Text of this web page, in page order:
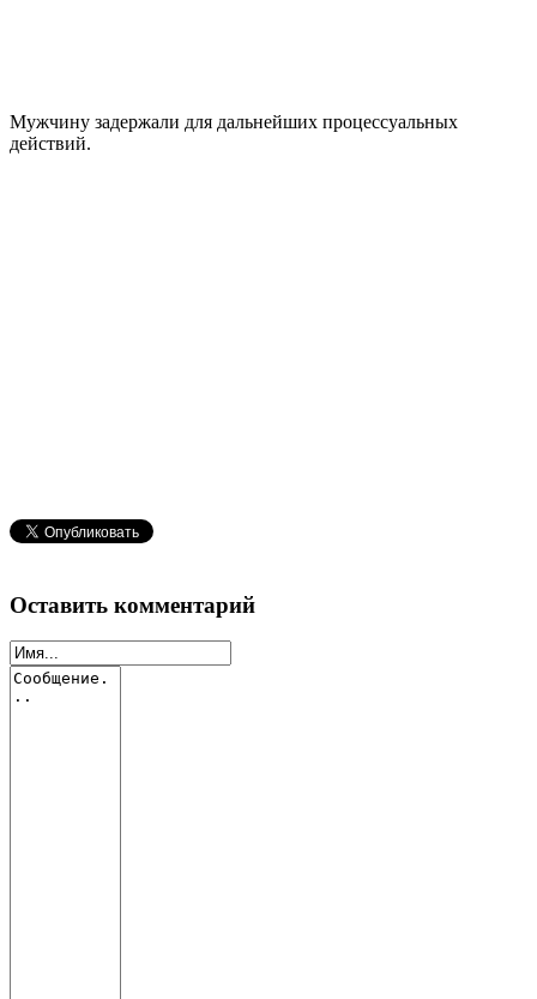
Мужчину задержали для дальнейших процессуальных
действий.
Оставить комментарий